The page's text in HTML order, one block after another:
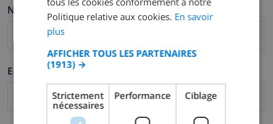
Nom de famille *
E-mail *
SPANISH
GERMAN
DANISH
Politique relative aux cookies. En savoir
plus
AFFICHER TOUS LES PARTENAIRES
(1913) →
Strictement
nécessaires
Performance Ciblage